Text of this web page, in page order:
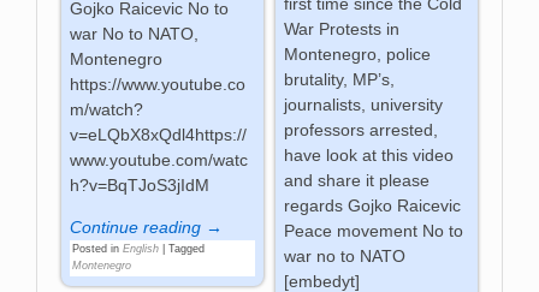
War Protests in
Montenegro, police
brutality, MP’s,
journalists, university
professors arrested,
have look at this video
and share it please
regards Gojko Raicevic
Peace movement No to
war no to NATO
[embedyt]
Gojko Raicevic No to
war No to NATO,
Montenegro
https://www.youtube.co
m/watch?
v=eLQbX8xQdl4https://
www.youtube.com/watc
h?v=BqTJoS3jIdM
Continue reading →
Posted in English |Tagged
Montenegro